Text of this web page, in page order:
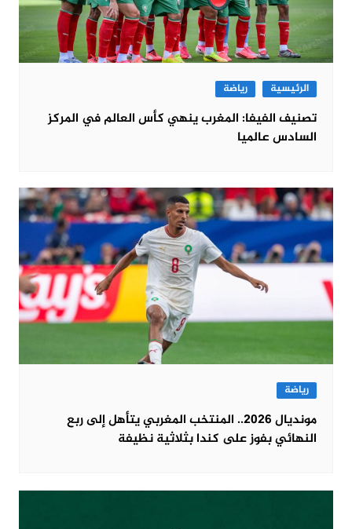
الرئيسية رياضة
تصنيف الفيفا: المغرب ينهي كأس العالم في المركز
السادس عالميا
رياضة
مونديال 2026.. المنتخب المغربي يتأهل إلى ربع
النهائي بفوز على كندا بثلاثية نظيفة